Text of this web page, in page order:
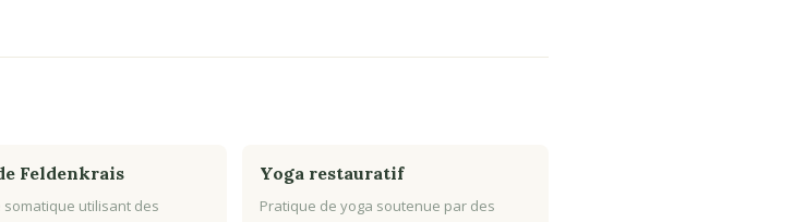
Feldenkrais
somatique utilisant des
Yoga restauratif
Pratique de yoga soutenue par des